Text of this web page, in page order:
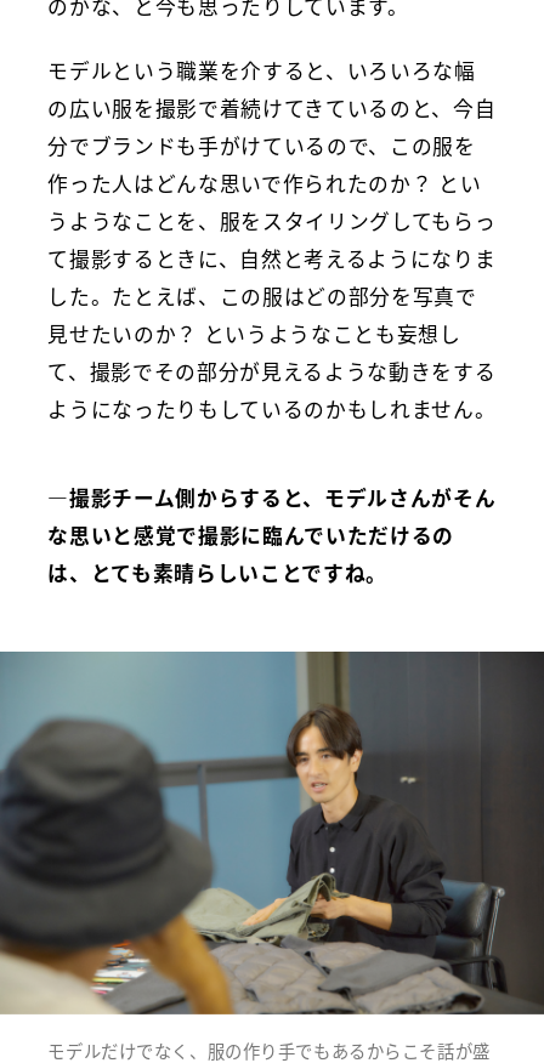
モデルという職業を介すると、いろいろな幅
の広い服を撮影で着続けてきているのと、今自
分でブランドも手がけているので、この服を
作った人はどんな思いで作られたのか？ とい
うようなことを、服をスタイリングしてもらっ
て撮影するときに、自然と考えるようになりま
した。たとえば、この服はどの部分を写真で
見せたいのか？ というようなことも妄想し
て、撮影でその部分が見えるような動きをする
ようになったりもしているのかもしれません。
―撮影チーム側からすると、モデルさんがそん
な思いと感覚で撮影に臨んでいただけるの
は、とても素晴らしいことですね。
モデルだけでなく、服の作り手でもあるからこそ話が盛